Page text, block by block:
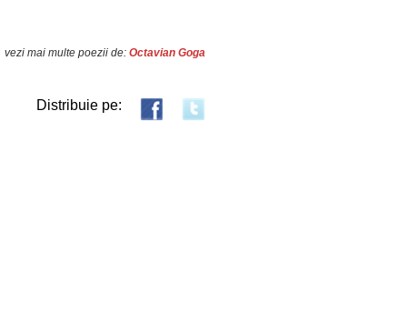
vezi mai multe poezii de: Octavian Goga
Distribuie pe: